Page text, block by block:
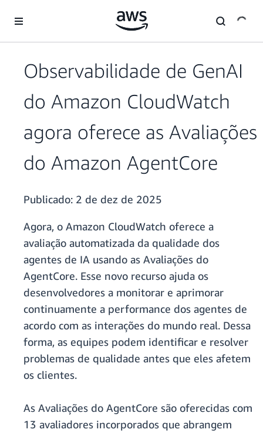
Pular para o conteúdo principal
Observabilidade de GenAI
do Amazon CloudWatch
agora oferece as Avaliações
do Amazon AgentCore
Publicado: 2 de dez de 2025
Agora, o Amazon CloudWatch oferece a
avaliação automatizada da qualidade dos
agentes de IA usando as Avaliações do
AgentCore. Esse novo recurso ajuda os
desenvolvedores a monitorar e aprimorar
continuamente a performance dos agentes de
acordo com as interações do mundo real. Dessa
forma, as equipes podem identificar e resolver
problemas de qualidade antes que eles afetem
os clientes.
As Avaliações do AgentCore são oferecidas com
13 avaliadores incorporados que abrangem